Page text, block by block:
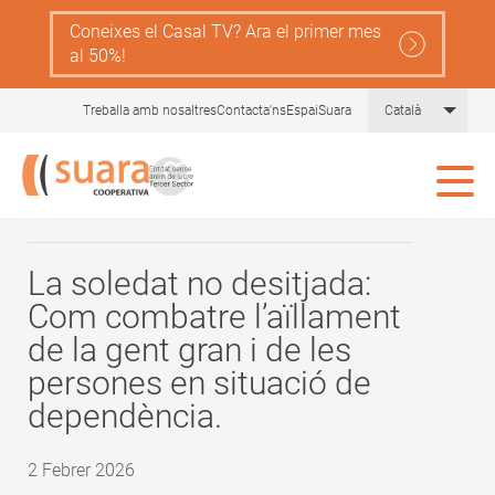
content
Coneixes el Casal TV? Ara el primer mes
al 50%!
Treballa amb nosaltresContacta'nsEspaiSuara Català List
Navegació
principal
Serveis
Comprèn la llei de dependència
Tot sobre les cures
Comunitat Aliura
Blog Gent Gran
La soledat no desitjada:
Com combatre l’aïllament
de la gent gran i de les
persones en situació de
dependència.
2 Febrer 2026